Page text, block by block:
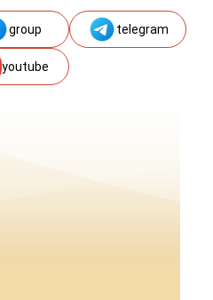
group telegram
youtube